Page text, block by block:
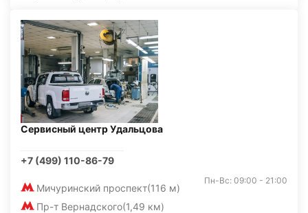
Сервисный центр Удальцова
+7 (499) 110-86-79
Мичуринский проспект(116 м)
Пр-т Вернадского(1,49 км)
Пн-Вс: 09:00 - 21:00